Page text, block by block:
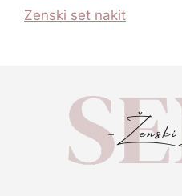
Zenski set nakit